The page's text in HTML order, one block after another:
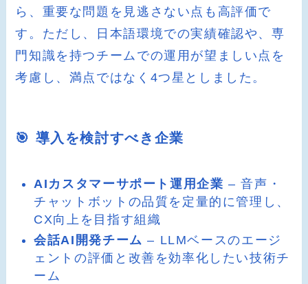
ら、重要な問題を見逃さない点も高評価で
す。ただし、日本語環境での実績確認や、専
門知識を持つチームでの運用が望ましい点を
考慮し、満点ではなく4つ星としました。
🎯 導入を検討すべき企業
AIカスタマーサポート運用企業 – 音声・
チャットボットの品質を定量的に管理し、
CX向上を目指す組織
会話AI開発チーム – LLMベースのエージ
ェントの評価と改善を効率化したい技術チ
ーム